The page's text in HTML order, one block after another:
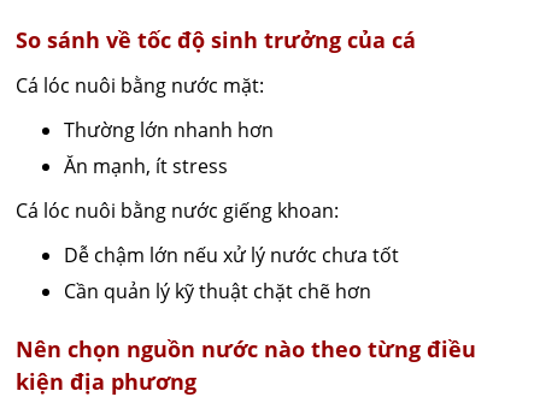
So sánh về tốc độ sinh trưởng của cá
Cá lóc nuôi bằng nước mặt:
Thường lớn nhanh hơn
Ăn mạnh, ít stress
Cá lóc nuôi bằng nước giếng khoan:
Dễ chậm lớn nếu xử lý nước chưa tốt
Cần quản lý kỹ thuật chặt chẽ hơn
Nên chọn nguồn nước nào theo từng điều
kiện địa phương